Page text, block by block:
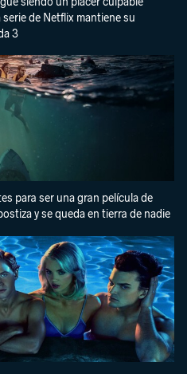
de Netflix mantiene su
3
para ser una gran película de
y se queda en tierra de nadie